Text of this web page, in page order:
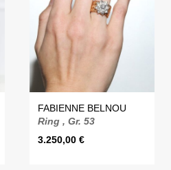
FABIENNE BELNOU
Ring , Gr. 53
3.250,00€